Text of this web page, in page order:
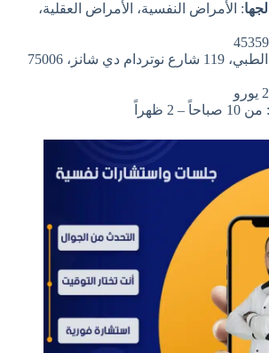
: الأمراض النفسية، الأمراض العقلية،
: المكتب الطبي، 119 شارع نوتردام دي شانز، 75006
: من 10 صباحاً – 2 ظهراً